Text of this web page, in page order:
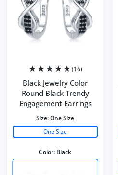
(16)
Black Jewelry Color
Round Black Trendy
Engagement Earrings
Size:One Size
One Size
Color: Black